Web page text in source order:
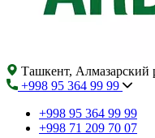
Ташкент, Алмазарский
+998 95 364 99 99
+998 95 364 99 99
+998 71 209 70 07